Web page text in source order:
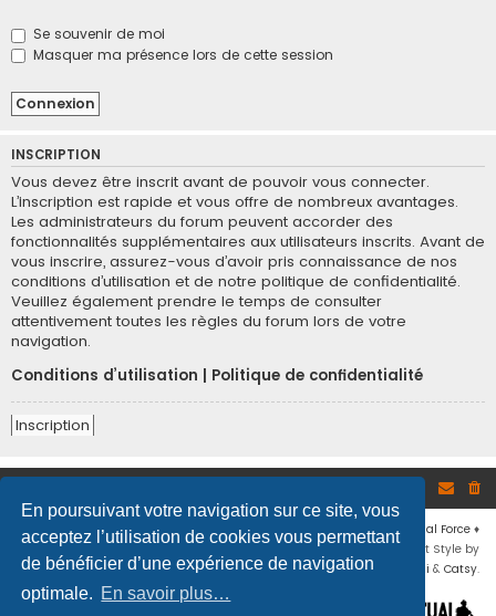
En poursuivant votre navigation sur ce site, vous
acceptez l’utilisation de cookies vous permettant
de bénéficier d’une expérience de navigation
optimale. En savoir plus…
Se souvenir de moi
Masquer ma présence lors de cette session
INSCRIPTION
Vous devez être inscrit avant de pouvoir vous connecter.
L’inscription est rapide et vous offre de nombreux avantages.
Les administrateurs du forum peuvent accorder des
fonctionnalités supplémentaires aux utilisateurs inscrits. Avant de
vous inscrire, assurez-vous d’avoir pris connaissance de nos
conditions d’utilisation et de notre politique de confidentialité.
Veuillez également prendre le temps de consulter
attentivement toutes les règles du forum lors de votre
navigation.
Conditions d’utilisation
Politique de confidentialité
Inscription
Développé par phpBB ® Forum Software © phpBB Limited ♦ © 2019 Virtual Force ♦
Communauté Steam
Confidentialité
Flat Style by
Ian Bradley♦ Adapté par Mogwaii & Catsy.